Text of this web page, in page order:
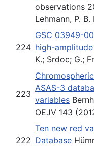
observations
Lehmann, P.
224
GSC 03949-
high-
K.; Srdoc; G.;
223
ASAS-3
variables
OEJV 143
222
Ten new red
Database